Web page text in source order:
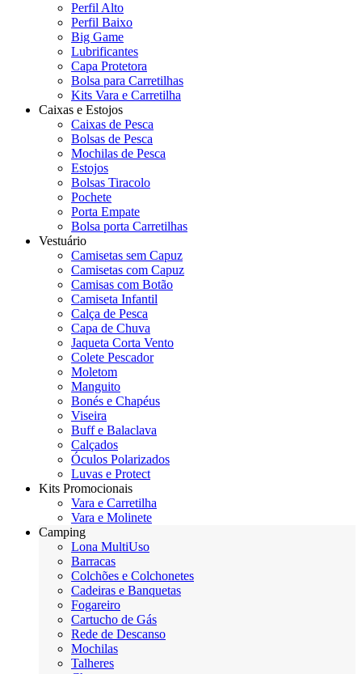
Perfil Alto
Perfil Baixo
Big Game
Lubrificantes
Capa Protetora
Bolsa para Carretilhas
Kits Vara e Carretilha
Caixas e Estojos
Caixas de Pesca
Bolsas de Pesca
Mochilas de Pesca
Estojos
Bolsas Tiracolo
Pochete
Porta Empate
Bolsa porta Carretilhas
Vestuário
Camisetas sem Capuz
Camisetas com Capuz
Camisas com Botão
Camiseta Infantil
Calça de Pesca
Capa de Chuva
Jaqueta Corta Vento
Colete Pescador
Moletom
Manguito
Bonés e Chapéus
Viseira
Buff e Balaclava
Calçados
Óculos Polarizados
Luvas e Protect
Kits Promocionais
Vara e Carretilha
Vara e Molinete
Camping
Lona MultiUso
Barracas
Colchões e Colchonetes
Cadeiras e Banquetas
Fogareiro
Cartucho de Gás
Rede de Descanso
Mochilas
Talheres